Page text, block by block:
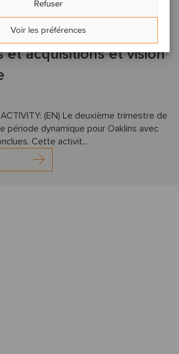
Refuser
Voir les préférences
industries : Points forts
et acquisitions et vision
ACTIVITY: (EN) Le deuxième trimestre de
période dynamique pour Oaklins avec
Cette activit...